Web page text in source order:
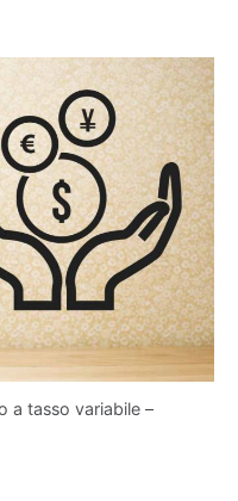
a tasso variabile –